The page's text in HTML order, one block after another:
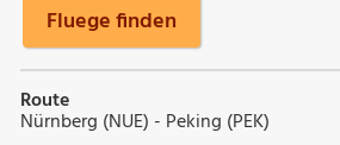
Fluege finden
Route
Nürnberg (NUE) - Peking (PEK)